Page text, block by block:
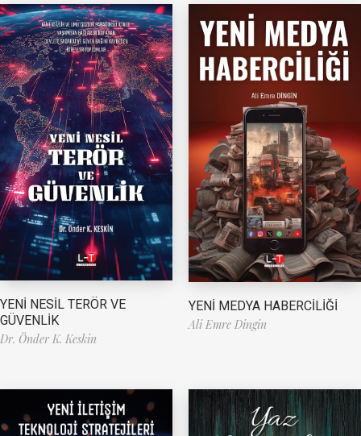
YENİ NESİL TERÖR VE
GÜVENLİK
Dr. Önder K. Keskin
YENİ MEDYA HABERCİLİĞİ
Ali Emre Dingin